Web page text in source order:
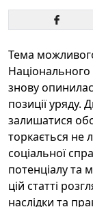
Тема
знову
позиції уряду.
залишатися
торкається не
соціальної
потенціалу та
цій статті
наслідки та